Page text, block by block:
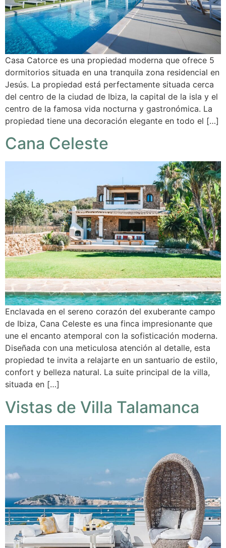
Casa Catorce es una propiedad moderna que ofrece 5
dormitorios situada en una tranquila zona residencial en
Jesús. La propiedad está perfectamente situada cerca
del centro de la ciudad de Ibiza, la capital de la isla y el
centro de la famosa vida nocturna y gastronómica. La
propiedad tiene una decoración elegante en todo el […]
Cana Celeste
Enclavada en el sereno corazón del exuberante campo
de Ibiza, Cana Celeste es una finca impresionante que
une el encanto atemporal con la sofisticación moderna.
Diseñada con una meticulosa atención al detalle, esta
propiedad te invita a relajarte en un santuario de estilo,
confort y belleza natural. La suite principal de la villa,
situada en […]
Vistas de Villa Talamanca